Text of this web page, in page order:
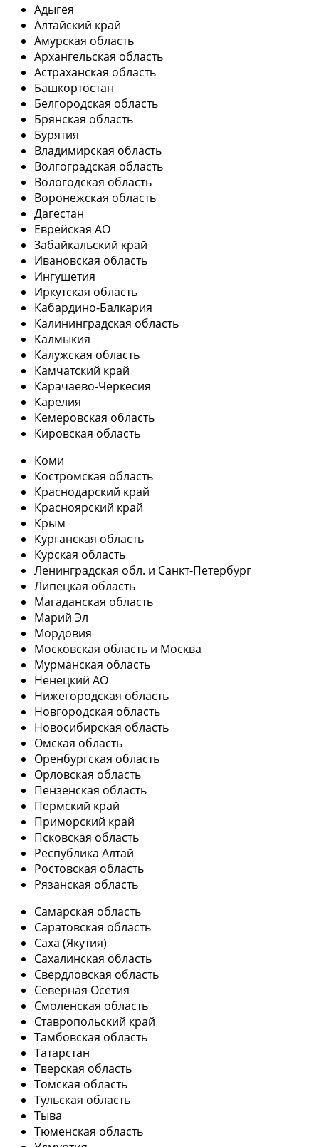
Адыгея
Алтайский край
Амурская область
Архангельская область
Астраханская область
Башкортостан
Белгородская область
Брянская область
Бурятия
Владимирская область
Волгоградская область
Вологодская область
Воронежская область
Дагестан
Еврейская АО
Забайкальский край
Ивановская область
Ингушетия
Иркутская область
Кабардино-Балкария
Калининградская область
Калмыкия
Калужская область
Камчатский край
Карачаево-Черкесия
Карелия
Кемеровская область
Кировская область
Коми
Костромская область
Краснодарский край
Красноярский край
Крым
Курганская область
Курская область
Ленинградская обл. и Санкт-Петербург
Липецкая область
Магаданская область
Марий Эл
Мордовия
Московская область и Москва
Мурманская область
Ненецкий АО
Нижегородская область
Новгородская область
Новосибирская область
Омская область
Оренбургская область
Орловская область
Пензенская область
Пермский край
Приморский край
Псковская область
Республика Алтай
Ростовская область
Рязанская область
Самарская область
Саратовская область
Саха (Якутия)
Сахалинская область
Свердловская область
Северная Осетия
Смоленская область
Ставропольский край
Тамбовская область
Татарстан
Тверская область
Томская область
Тульская область
Тыва
Тюменская область